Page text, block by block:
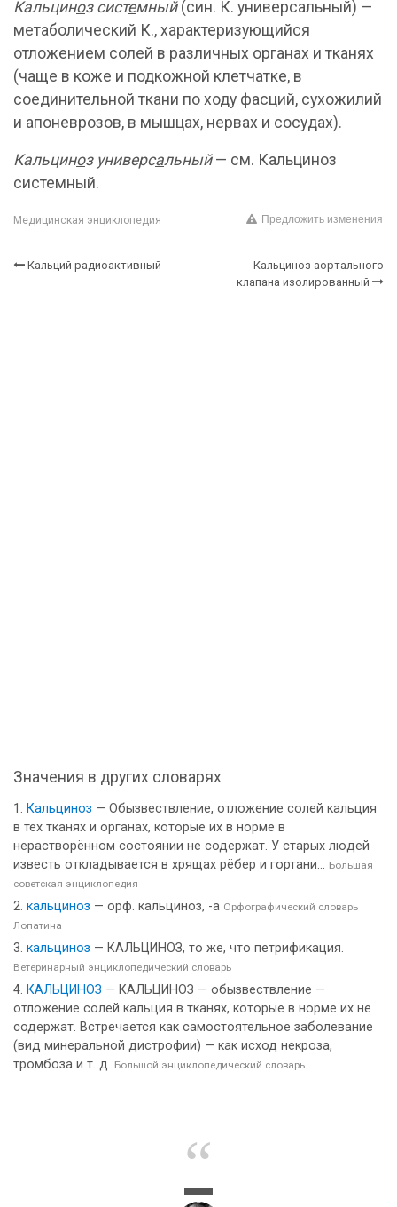
Кальциноз системный(син. К. универсальный) —
метаболический К., характеризующийся
отложением солей в различных органах и тканях
(чаще в коже и подкожной клетчатке, в
соединительной ткани по ходу фасций, сухожилий
и апоневрозов, в мышцах, нервах и сосудах).
Кальциноз универсальный— см. Кальциноз
системный.
Медицинская энциклопедия Предложить изменения
Кальций радиоактивный
Кальциноз аортального
клапана изолированный
Значения в других словарях
Кальциноз — Обызвествление, отложение солей кальция
в тех тканях и органах, которые их в норме в
нерастворённом состоянии не содержат. У старых людей
известь откладывается в хрящах рёбер и гортани... Большая
советская энциклопедия
кальциноз — орф. кальциноз, -а Орфографический словарь
Лопатина
кальциноз — КАЛЬЦИНОЗ, то же, что петрификация.
Ветеринарный энциклопедический словарь
КАЛЬЦИНОЗ — КАЛЬЦИНОЗ — обызвествление —
отложение солей кальция в тканях, которые в норме их не
содержат. Встречается как самостоятельное заболевание
(вид минеральной дистрофии) — как исход некроза,
тромбоза и т. д. Большой энциклопедический словарь